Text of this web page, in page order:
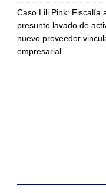
Caso Lili Pink: Fiscalía
presunto lavado de
nuevo proveedor
empresarial